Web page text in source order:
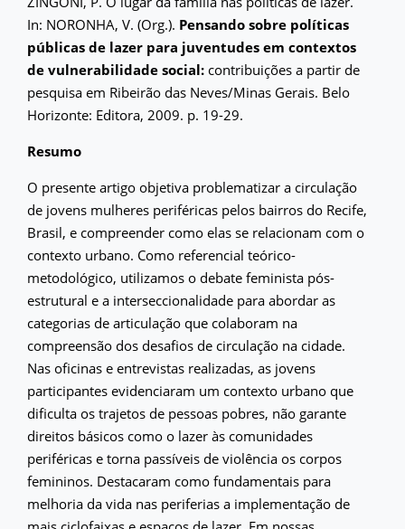
In: NORONHA, V. (Org.). Pensando sobre políticas
públicas de lazer para juventudes em contextos
de vulnerabilidade social: contribuições a partir de
pesquisa em Ribeirão das Neves/Minas Gerais. Belo
Horizonte: Editora, 2009. p. 19-29.
Resumo
O presente artigo objetiva problematizar a circulação
de jovens mulheres periféricas pelos bairros do Recife,
Brasil, e compreender como elas se relacionam com o
contexto urbano. Como referencial teórico-
metodológico, utilizamos o debate feminista pós-
estrutural e a interseccionalidade para abordar as
categorias de articulação que colaboram na
compreensão dos desafios de circulação na cidade.
Nas oficinas e entrevistas realizadas, as jovens
participantes evidenciaram um contexto urbano que
dificulta os trajetos de pessoas pobres, não garante
direitos básicos como o lazer às comunidades
periféricas e torna passíveis de violência os corpos
femininos. Destacaram como fundamentais para
melhoria da vida nas periferias a implementação de